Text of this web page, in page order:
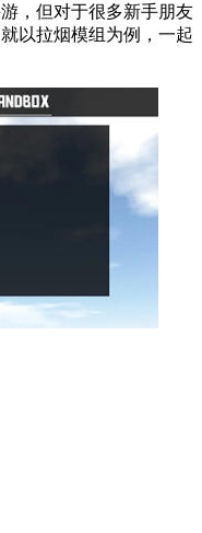
，但对于很多新手朋友
以拉烟模组为例，一起